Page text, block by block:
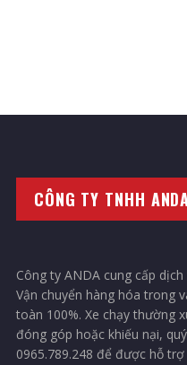
CÔNG TY TNHH
Công ty ANDA cung cấp
Vận chuyển hàng hóa trong
toàn 100%. Xe chạy thường
đóng góp hoặc khiếu nại,
0965.789.248 để được hỗ